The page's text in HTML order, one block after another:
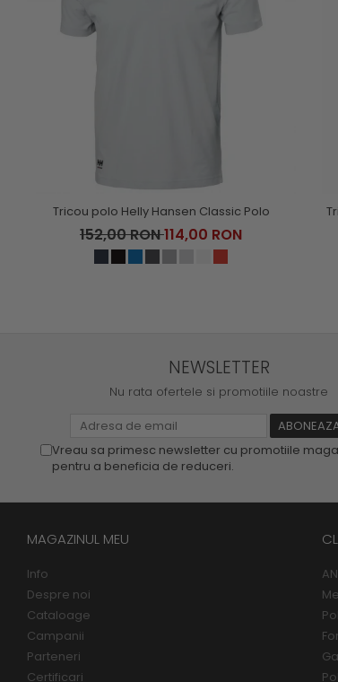
Tricou polo Helly Hansen Classic Polo
152,00 RON114,00 RON
NEWSLETTER
Nu rata ofertele si promotiile noastre
Vreau sa primesc newsletter cu promotiile
pentru a beneficia de reduceri.
MAGAZINUL MEU
Info
Despre noi
Cataloage
Campanii
Parteneri
Certificari